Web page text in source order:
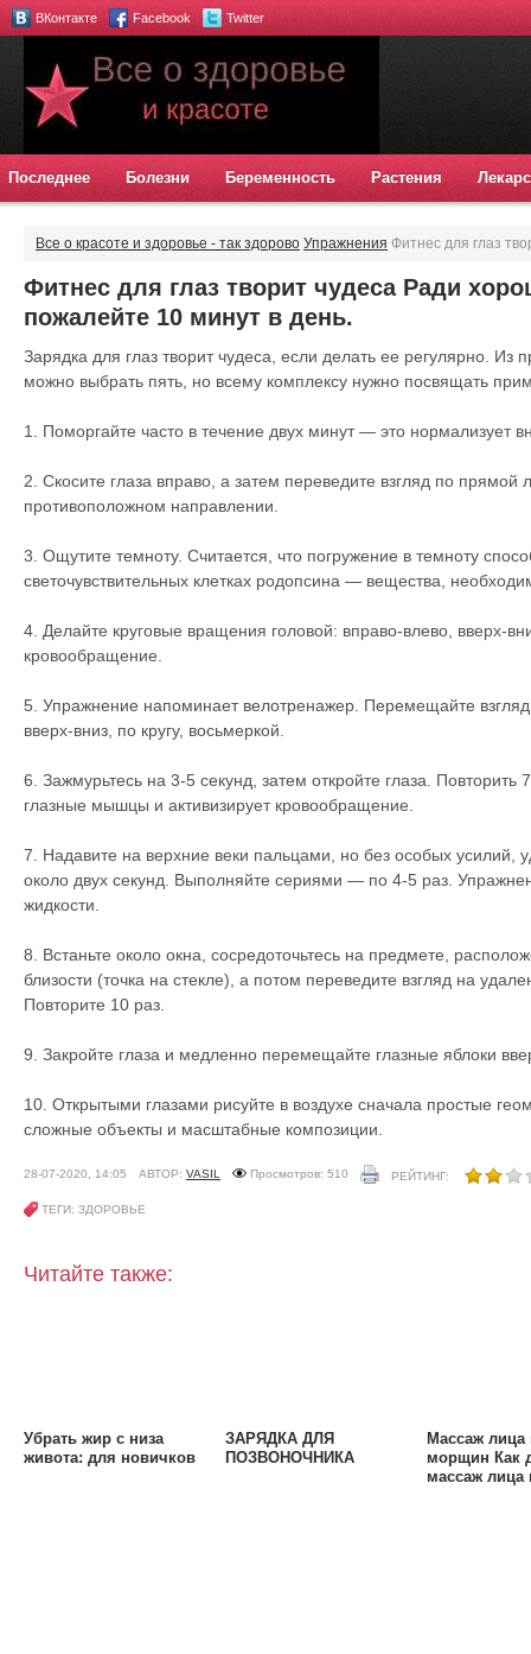
ВКонтакте Facebook Twitter
Последнее Болезни Беременность Растения
Все о красоте и здоровье - так здорово Упражнения Фитнес для глаз
пожалейте 10 минут в день.
Фитнес для глаз творит чудеса Ради
пожалейте 10 минут в день.
Зарядка для глаз творит чудеса, если делать ее регулярно.
можно выбрать пять, но всему комплексу нужно посвящать
1. Поморгайте часто в течение двух минут — это нормализует
2. Скосите глаза вправо, а затем переведите взгляд по
противоположном направлении.
3. Ощутите темноту. Считается, что погружение в темноту
светочувствительных клетках родопсина — вещества,
4. Делайте круговые вращения головой: вправо-влево, вверх-
кровообращение.
5. Упражнение напоминает велотренажер. Перемещайте
вверх-вниз, по кругу, восьмеркой.
6. Зажмурьтесь на 3-5 секунд, затем откройте глаза. Повторить
глазные мышцы и активизирует кровообращение.
7. Надавите на верхние веки пальцами, но без особых усилий,
около двух секунд. Выполняйте сериями — по 4-5 раз.
жидкости.
8. Встаньте около окна, сосредоточьтесь на предмете,
близости (точка на стекле), а потом переведите взгляд на
Повторите 10 раз.
9. Закройте глаза и медленно перемещайте глазные яблоки
10. Открытыми глазами рисуйте в воздухе сначала простые
сложные объекты и масштабные композиции.
28-07-2020, 14:05 АВТОР: VASIL Просмотров: 510 РЕЙТИНГ:
ТЕГИ: ЗДОРОВЬЕ
Читайте также:
Убрать жир с низа
живота: для новичков
ЗАРЯДКА ДЛЯ
ПОЗВОНОЧНИКА
Массаж лица
морщин Как
массаж лица